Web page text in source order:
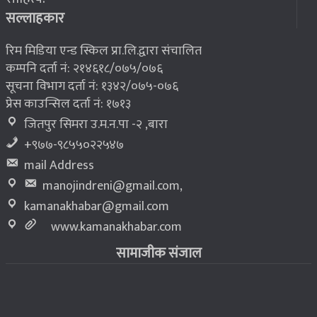
८ भूकम्प पीडितलाई घर निर्माण गर्न लालपुर्जा
सल्लाहकार
रिम मिडिया एन्ड स्किल प्रा.लि.द्वारा संचालित
कम्पनि दर्ता नं: २१४६१८/०७५/०७६
सूचना विभाग दर्ता नं: १३४२/०७५-०७६
प्रेस काउन्सिल दर्ता नं: १७१३
जितपुर सिमरा उ.म.न.पा -२ ,बारा
+९७७-९८५५०२२५४७
mail Address
manojindreni@gmail.com,
kamanakhabar@gmail.com
www.kamanakhabar.com
सामाजीक संजाल